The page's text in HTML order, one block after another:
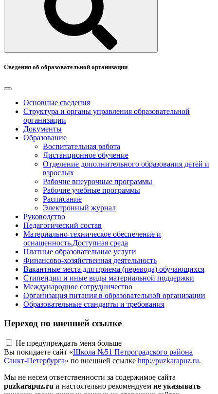
Сведения об образовательной организации
Основные сведения
Структура и органы управления образовательной
организации
Документы
Образование
Воспитательная работа
Дистанционное обучение
Отделение дополнительного образования детей и
взрослых
Рабочие внеурочные программы
Рабочие учебные программы
Расписание
Электронный журнал
Руководство
Педагогический состав
Материально-техническое обеспечение и
оснащенность.Доступная среда
Платные образовательные услуги
Финансово-хозяйственная деятельность
Вакантные места для приема (перевода) обучающихся
Стипендии и иные виды материальной поддержки
Международное сотрудничество
Организация питания в образовательной организации
Образовательные стандарты и требования
Переход по внешней ссылке
Не предупреждать меня больше
Вы покидаете сайт «Школа №51 Петроградского района
Санкт-Петербурга» по внешней ссылке http://puzkarapuz.ru.
Мы не несем ответственности за содержимое сайта
puzkarapuz.ru и настоятельно рекомендуем не указывать